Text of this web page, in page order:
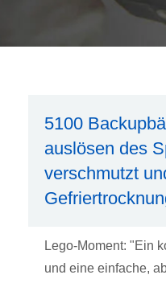
5100
auslösen des
verschmutzt
Lego-Moment: "Ein
und eine einfache,